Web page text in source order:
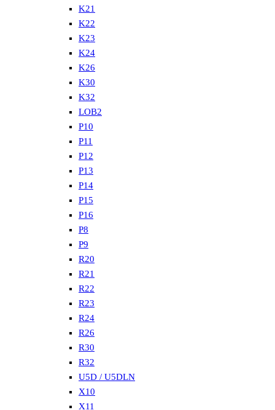
K21
K22
K23
K24
K26
K30
K32
LOB2
P10
P11
P12
P13
P14
P15
P16
P8
P9
R20
R21
R22
R23
R24
R26
R30
R32
U5D / U5DLN
X10
X11